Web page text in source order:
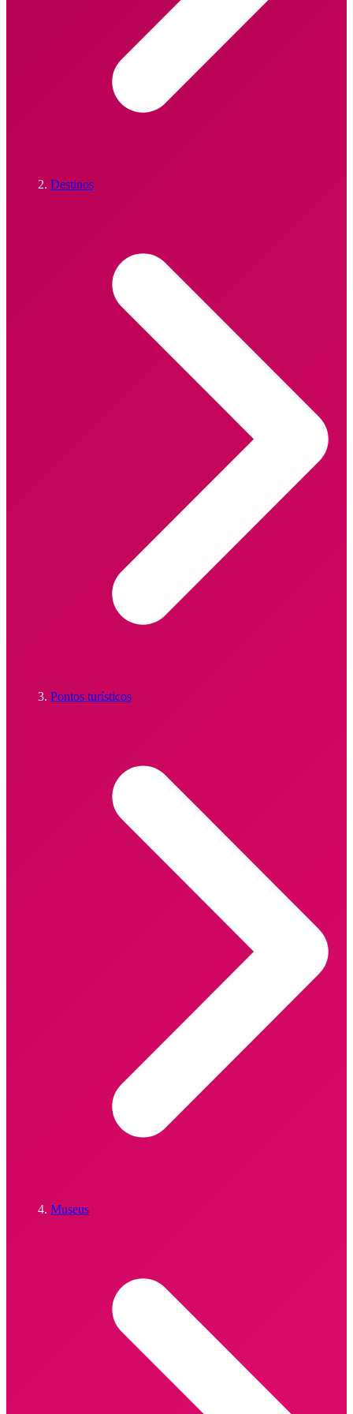
Destinos
Pontos turísticos
Museus